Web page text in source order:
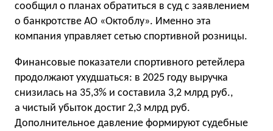
сообщил о планах обратиться в суд с заявлением
о банкротстве АО «Октоблу». Именно эта
компания управляет сетью спортивной розницы.
Финансовые показатели спортивного ретейлера
продолжают ухудшаться: в 2025 году выручка
снизилась на 35,3% и составила 3,2 млрд руб.,
а чистый убыток достиг 2,3 млрд руб.
Дополнительное давление формируют судебные